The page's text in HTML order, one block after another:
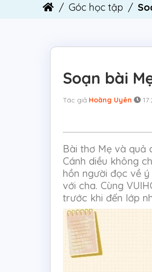
Góc học tập
Soạn bài
Tác giả Hoàng Uyên
Bài thơ Mẹ và quả
Cánh diều không
hồn người đọc về
với cha. Cùng
trước khi đến lớp